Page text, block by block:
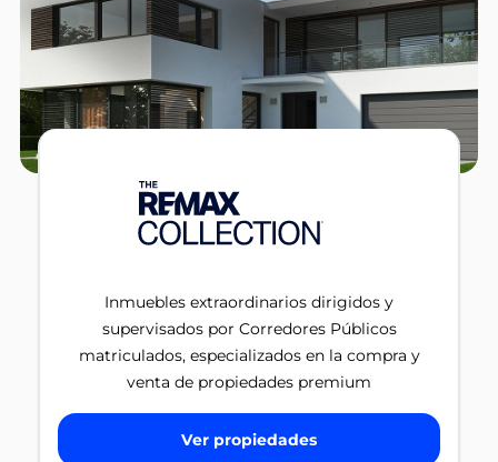
Inmuebles extraordinarios dirigidos y
supervisados por Corredores Públicos
matriculados, especializados en la compra y
venta de propiedades premium
Ver propiedades